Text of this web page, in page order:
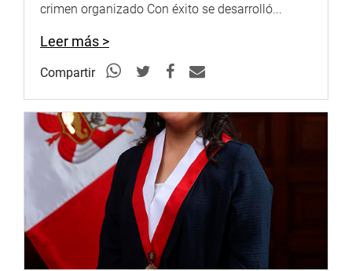
crimen organizado Con éxito se desarrolló...
Leer más >
Compartir